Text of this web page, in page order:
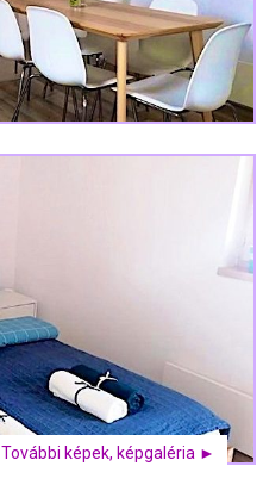
További képek, képgaléria ►